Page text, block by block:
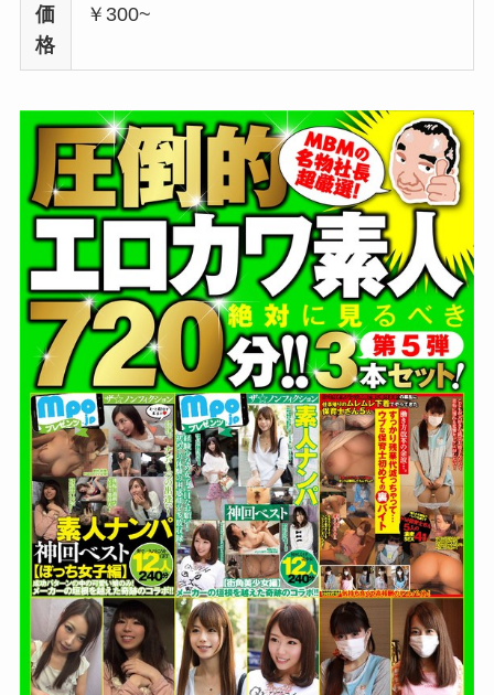
価
格
￥300~